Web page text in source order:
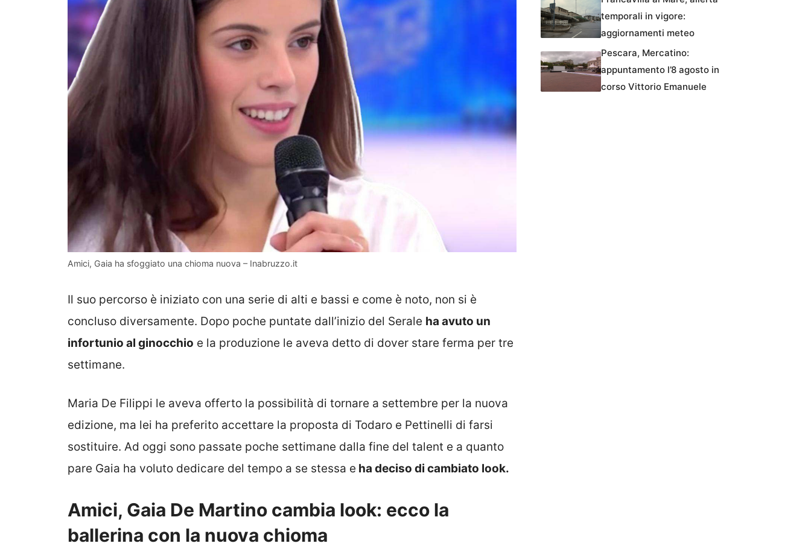
Amici, Gaia ha sfoggiato una chioma nuova – Inabruzzo.it
Il suo percorso è iniziato con una serie di alti e bassi e come è noto, non si è
concluso diversamente. Dopo poche puntate dall’inizio del Serale ha avuto un
infortunio al ginocchio e la produzione le aveva detto di dover stare ferma per tre
settimane.
Maria De Filippi le aveva offerto la possibilità di tornare a settembre per la nuova
edizione, ma lei ha preferito accettare la proposta di Todaro e Pettinelli di farsi
sostituire. Ad oggi sono passate poche settimane dalla fine del talent e a quanto
pare Gaia ha voluto dedicare del tempo a se stessa e ha deciso di cambiato look.
Amici, Gaia De Martino cambia look: ecco la
ballerina con la nuova chioma
temporali in vigore:
aggiornamenti meteo
Pescara, Mercatino:
appuntamento l’8 agosto in
corso Vittorio Emanuele